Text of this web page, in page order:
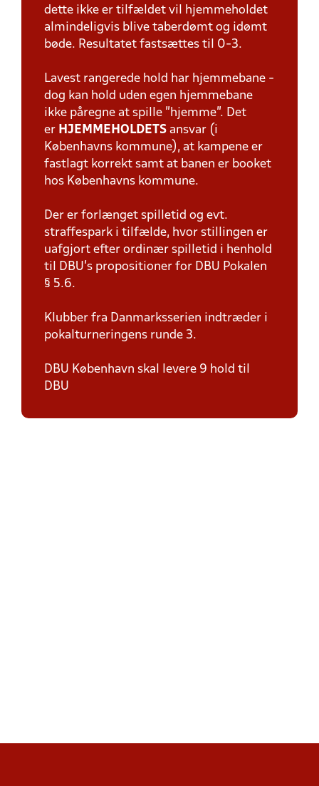
dette ikke er tilfældet vil hjemmeholdet
almindeligvis blive taberdømt og idømt
bøde. Resultatet fastsættes til 0-3.
Lavest rangerede hold har hjemmebane -
dog kan hold uden egen hjemmebane
ikke påregne at spille "hjemme". Det
er HJEMMEHOLDETS ansvar (i
Københavns kommune), at kampene er
fastlagt korrekt samt at banen er booket
hos Københavns kommune.
Der er forlænget spilletid og evt.
straffespark i tilfælde, hvor stillingen er
uafgjort efter ordinær spilletid i henhold
til DBU's propositioner for DBU Pokalen
§ 5.6.
Klubber fra Danmarksserien indtræder i
pokalturneringens runde 3.
DBU København skal levere 9 hold til
DBU